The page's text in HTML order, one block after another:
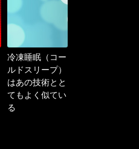
冷凍睡眠（コー
ルドスリープ）
はあの技術とと
てもよく似てい
る